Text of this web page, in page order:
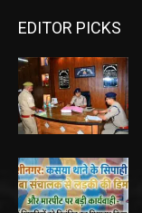
EDITOR PICKS